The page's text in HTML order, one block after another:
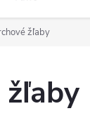
žľaby
žľaby